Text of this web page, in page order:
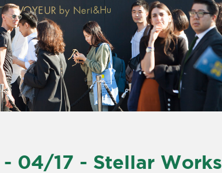
- 04/17 - Stellar Works